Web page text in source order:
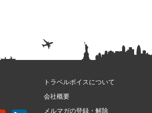
トラベルボイスについて
会社概要
メルマガの登録・解除